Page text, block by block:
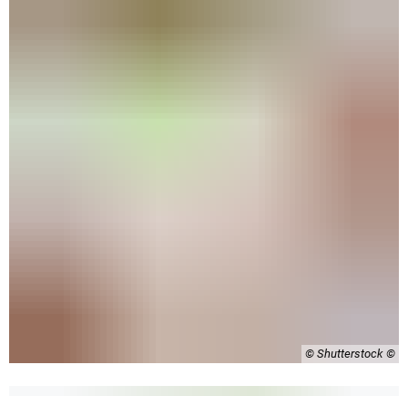
© Shutterstock